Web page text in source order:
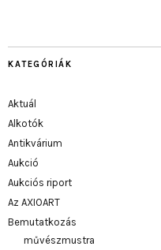
KATEGÓRIÁK
Aktuál
Alkotók
Antikvárium
Aukció
Aukciós riport
Az AXIOART
Bemutatkozás
művészmustra